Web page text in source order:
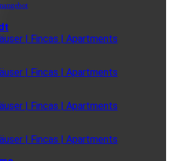
| Fincas | Apartments
| Fincas | Apartments
| Fincas | Apartments
| Fincas | Apartments